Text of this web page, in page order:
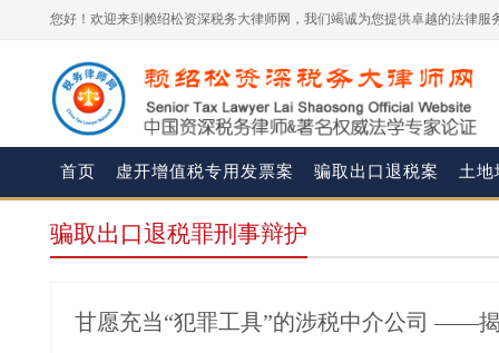
您好！欢迎来到赖绍松资深税务大律师网，我们竭诚为您提供卓越的法律服
首页 虚开增值税专用发票案 骗取出口退税案 土地
骗取出口退税罪刑事辩护
甘愿充当“犯罪工具”的涉税中介公司 ——